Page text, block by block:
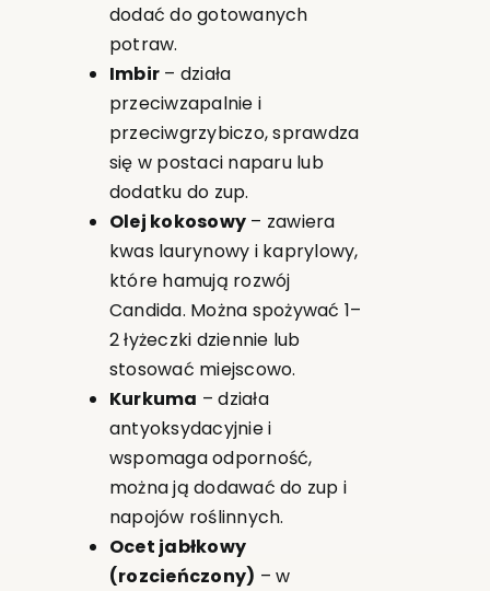
dodać do gotowanych
potraw.
Imbir – działa
przeciwzapalnie i
przeciwgrzybiczo, sprawdza
się w postaci naparu lub
dodatku do zup.
Olej kokosowy – zawiera
kwas laurynowy i kaprylowy,
które hamują rozwój
Candida. Można spożywać 1–
2 łyżeczki dziennie lub
stosować miejscowo.
Kurkuma – działa
antyoksydacyjnie i
wspomaga odporność,
można ją dodawać do zup i
napojów roślinnych.
Ocet jabłkowy
(rozcieńczony) – w